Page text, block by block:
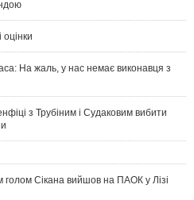
На жаль, у нас немає виконавця з
з Трубіним і Судаковим вибити
Сікана вийшов на ПАОК у Лізі